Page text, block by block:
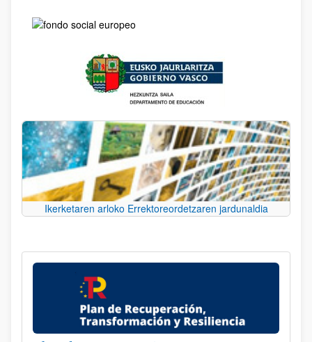
Ikerketaren arloko Errektoreordetzaren jardunaldia